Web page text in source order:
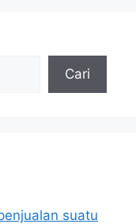
Cari
suatu